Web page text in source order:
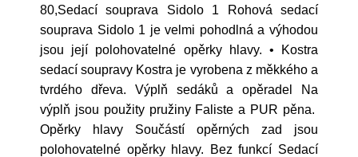
80,Sedací souprava Sidolo 1 Rohová sedací
souprava Sidolo 1 je velmi pohodlná a výhodou
jsou její polohovatelné opěrky hlavy. • Kostra
sedací soupravy Kostra je vyrobena z měkkého a
tvrdého dřeva. Výplň sedáků a opěradel Na
výplň jsou použity pružiny Faliste a PUR pěna.
Opěrky hlavy Součástí opěrných zad jsou
polohovatelné opěrky hlavy. Bez funkcí Sedací